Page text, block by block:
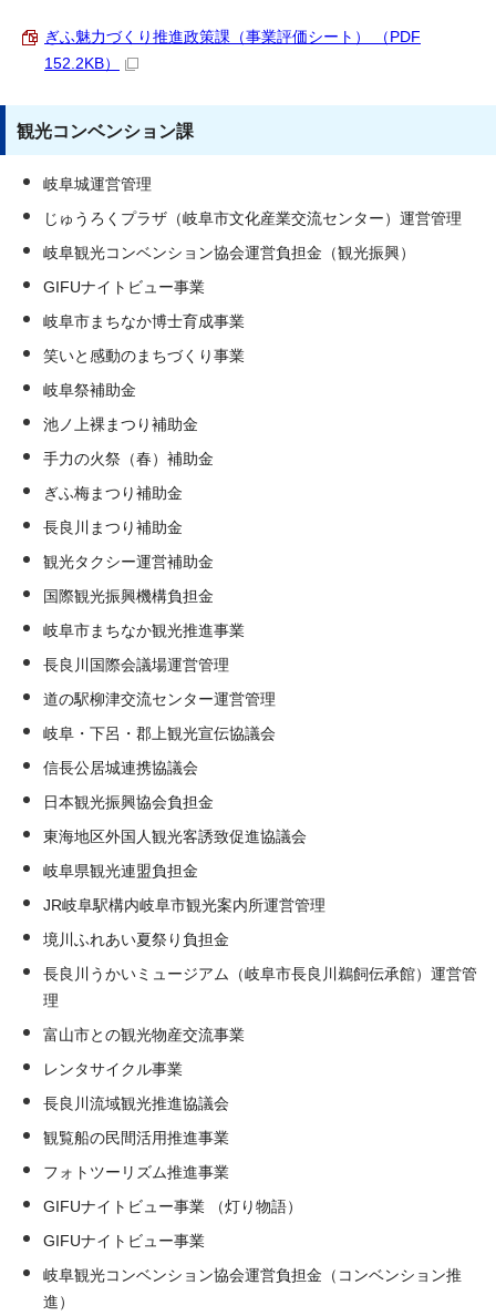
ぎふ魅力づくり推進政策課（事業評価シート） （PDF
152.2KB）
観光コンベンション課
岐阜城運営管理
じゅうろくプラザ（岐阜市文化産業交流センター）運営管理
岐阜観光コンベンション協会運営負担金（観光振興）
GIFUナイトビュー事業
岐阜市まちなか博士育成事業
笑いと感動のまちづくり事業
岐阜祭補助金
池ノ上裸まつり補助金
手力の火祭（春）補助金
ぎふ梅まつり補助金
長良川まつり補助金
観光タクシー運営補助金
国際観光振興機構負担金
岐阜市まちなか観光推進事業
長良川国際会議場運営管理
道の駅柳津交流センター運営管理
岐阜・下呂・郡上観光宣伝協議会
信長公居城連携協議会
日本観光振興協会負担金
東海地区外国人観光客誘致促進協議会
岐阜県観光連盟負担金
JR岐阜駅構内岐阜市観光案内所運営管理
境川ふれあい夏祭り負担金
長良川うかいミュージアム（岐阜市長良川鵜飼伝承館）運営管
理
富山市との観光物産交流事業
レンタサイクル事業
長良川流域観光推進協議会
観覧船の民間活用推進事業
フォトツーリズム推進事業
GIFUナイトビュー事業 （灯り物語）
GIFUナイトビュー事業
岐阜観光コンベンション協会運営負担金（コンベンション推
進）